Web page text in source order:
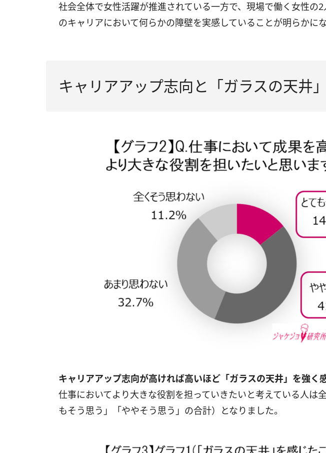
社会全体で女性活躍が推進されている一方で、現場で働く女性の
のキャリアにおいて何らかの障壁を実感していることが明らかにな
キャリアアップ志向と「ガラスの天井
キャリアアップ志向が高ければ高いほど「ガラスの天井」を強く
仕事においてより大きな役割を担っていきたいと考えている人は
もそう思う」「ややそう思う」の合計）となりました。